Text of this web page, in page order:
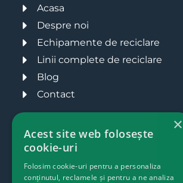
Acasa
Despre noi
Echipamente de reciclare
Linii complete de reciclare
Blog
Contact
×
Acest site web folosește
cookie-uri
Folosim cookie-uri pentru a personaliza
conținutul, reclamele și pentru a ne analiza